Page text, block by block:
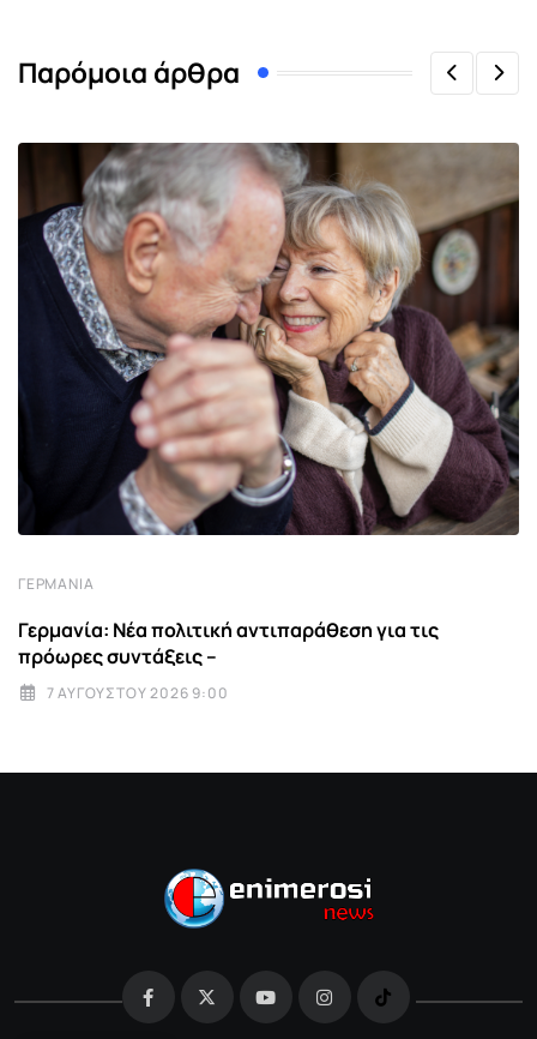
Παρόμοια άρθρα
ΓΕΡΜΑΝΊΑ
Γερμανία: Νέα πολιτική αντιπαράθεση για τις
πρόωρες συντάξεις –
7 ΑΥΓΟΎΣΤΟΥ 2026 9:00